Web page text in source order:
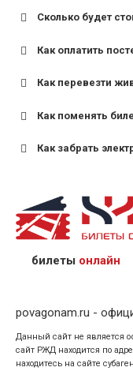
для поездов
для
Сколько будет
Как оплатить
Как перевезти
Как поменять
Как забрать
назвав кассиру
предъявив
кого оформлен
билеты онлайн
povagonam.ru -
Данный сайт не является
сайт РЖД находится по
находитесь на сайте